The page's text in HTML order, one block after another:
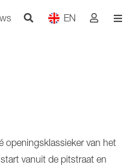
EN
openingsklassieker van het
vanuit de pitstraat en